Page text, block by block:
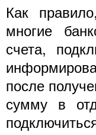
Как
многие
счета,
после
сумму в